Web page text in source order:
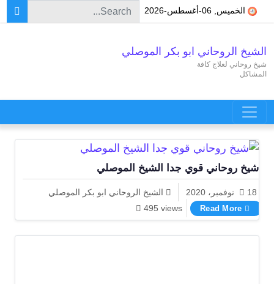
Skip to content
الخميس, 06-أغسطس-2026
Search for:
الشيخ الروحاني ابو بكر الموصلي
شيخ روحاني لعلاج كافة
المشاكل
Main Navigation
شيخ روحاني قوي جدا الشيخ الموصلي
18 نوفمبر، 2020
الشيخ الروحاني ابو بكر الموصلي
495 views
Read More
شيخ روحاني قوي جدا الشيخ الموصلي